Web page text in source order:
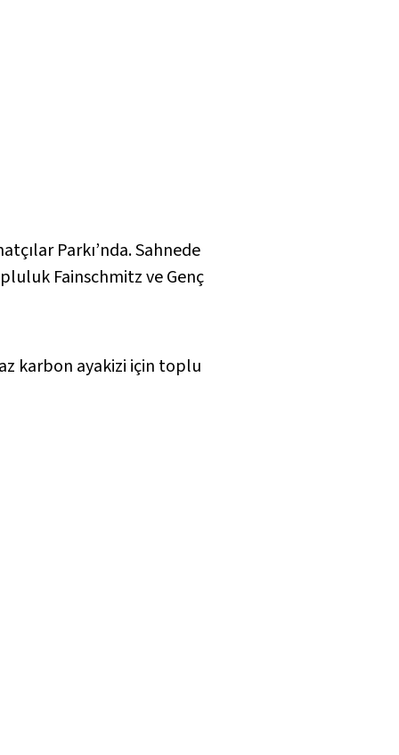
Parkı’nda. Sahnede
Fainschmitz ve Genç
karbon ayakizi için toplu